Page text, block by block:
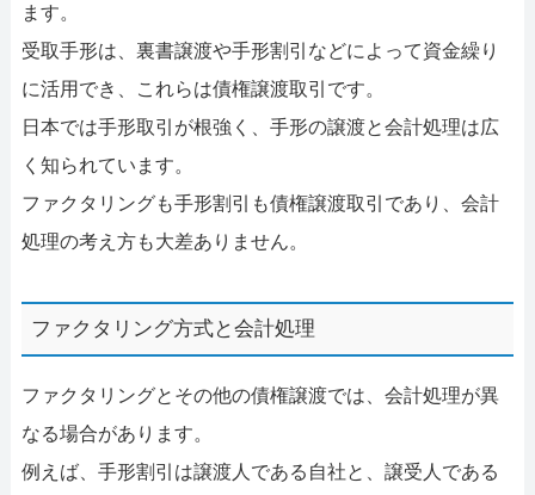
ます。
受取手形は、裏書譲渡や手形割引などによって資金繰り
に活用でき、これらは債権譲渡取引です。
日本では手形取引が根強く、手形の譲渡と会計処理は広
く知られています。
ファクタリングも手形割引も債権譲渡取引であり、会計
処理の考え方も大差ありません。
ファクタリング方式と会計処理
ファクタリングとその他の債権譲渡では、会計処理が異
なる場合があります。
例えば、手形割引は譲渡人である自社と、譲受人である